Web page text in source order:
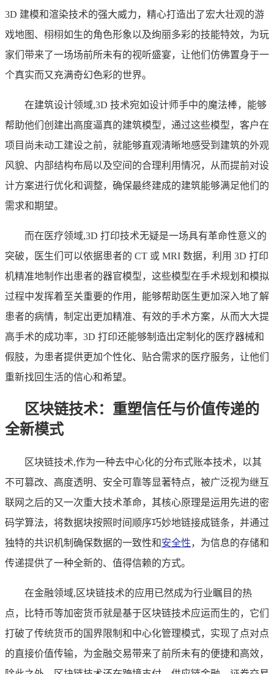
3D 建模和渲染技术的强大威力，精心打造出了宏大壮观的游
戏地图、栩栩如生的角色形象以及绚丽多彩的技能特效，为玩
家们带来了一场场前所未有的视听盛宴，让他们仿佛置身于一
个真实而又充满奇幻色彩的世界。
在建筑设计领域,3D 技术宛如设计师手中的魔法棒，能够
帮助他们创建出高度逼真的建筑模型，通过这些模型，客户在
项目尚未动工建设之前，就能够直观清晰地感受到建筑的外观
风貌、内部结构布局以及空间的合理利用情况，从而提前对设
计方案进行优化和调整，确保最终建成的建筑能够满足他们的
需求和期望。
而在医疗领域,3D 打印技术无疑是一场具有革命性意义的
突破，医生们可以依据患者的 CT 或 MRI 数据，利用 3D 打印
机精准地制作出患者的器官模型，这些模型在手术规划和模拟
过程中发挥着至关重要的作用，能够帮助医生更加深入地了解
患者的病情，制定出更加精准、有效的手术方案，从而大大提
高手术的成功率，3D 打印还能够制造出定制化的医疗器械和
假肢，为患者提供更加个性化、贴合需求的医疗服务，让他们
重新找回生活的信心和希望。
区块链技术：重塑信任与价值传递的
全新模式
区块链技术,作为一种去中心化的分布式账本技术，以其
不可篡改、高度透明、安全可靠等显著特点，被广泛视为继互
联网之后的又一次重大技术革命，其核心原理是运用先进的密
码学算法，将数据块按照时间顺序巧妙地链接成链条，并通过
独特的共识机制确保数据的一致性和安全性，为信息的存储和
传递提供了一种全新的、值得信赖的方式。
在金融领域,区块链技术的应用已然成为行业瞩目的热
点，比特币等加密货币就是基于区块链技术应运而生的，它们
打破了传统货币的国界限制和中心化管理模式，实现了点对点
的直接价值传输，为金融交易带来了前所未有的便捷和高效，